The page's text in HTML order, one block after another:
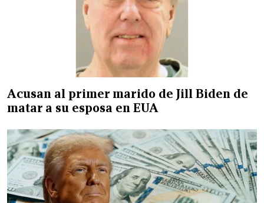
Acusan al primer marido de Jill Biden de
matar a su esposa en EUA